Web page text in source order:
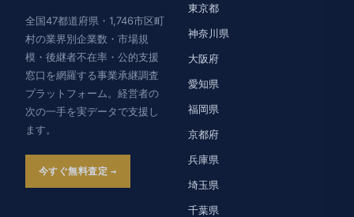
全国47都道府県・1,746市区町
村の業界別企業数・市場規
模・後継者不在率・公的支援
窓口を網羅する事業承継調査
プラットフォーム。経営者の
次の一手を実データで支援し
ます。
今すぐ無料査定
東京都
神奈川県
大阪府
愛知県
福岡県
京都府
兵庫県
埼玉県
千葉県